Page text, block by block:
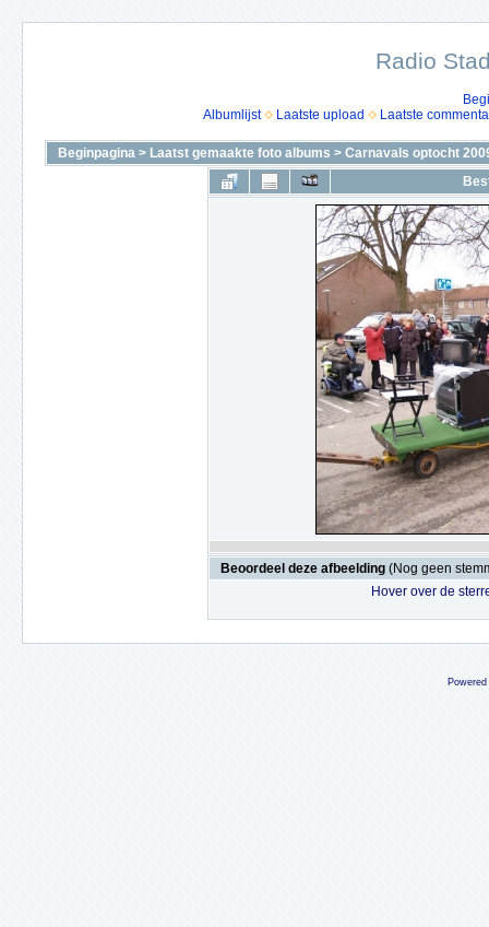
Radio
Albumlijst
Laatste upload Laatste
Beginpagina > Laatst gemaakte foto albums > Carnavals optocht
Beoordeel deze afbeelding (Nog geen
Hover over de